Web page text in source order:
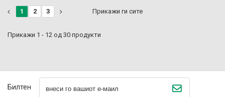
Прикажи ги сите
1 2 3
Прикажи 1 - 12 од 30 продукти
Билтен